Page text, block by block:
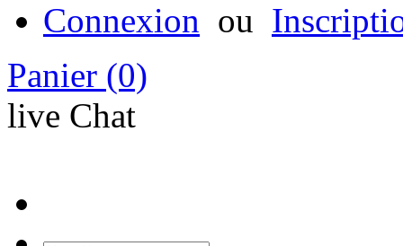
Connexion ou
Panier (0)
live Chat